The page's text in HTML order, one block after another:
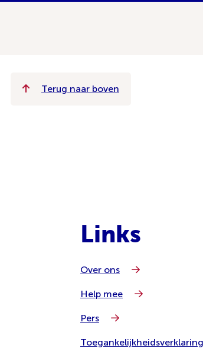
Terug naar boven
Links
Over ons
Help mee
Pers
Toegankelijkheidsverklaring